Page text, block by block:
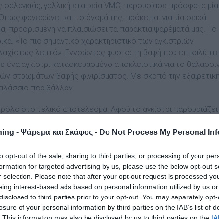
- Ψάρεμα και Σκάφος - Do Not Process My Personal
opt-out of the sale, sharing to third parties, or processing of your
for targeted advertising by us, please use the below opt-out
selection. Please note that after your opt-out request is processed
interest-based ads based on personal information utilized by us
to third parties prior to your opt-out. You may separately
of your personal information by third parties on the IAB’s list of
γαλλική εταιρεία VMC, παρουσίασε πρόσφατα µία
φανερώνει και το όνοµά της, πρόκειται για µία σειρά
προορισµένη να πλαισιώσει τα παράκτια ψαρέµατά µας. Το
«Το πιο σηµαντικό χαρακτηριστικό των αγκιστριών
λεπτό». Εννοώντας φυσικά τη βαφή που
αγκίστρι κατασκευασµένο αποκλειστικά για το
στρωµάτων βαφής φινιρίσµατος. Με σκοπό την εξαιρετική
περιβάλλον.
στο τελικό αποτέλεσµα. Αφού το αγκίστρι παρουσιάζει
του. Με τέτοιο µεγάλο πλεονέκτηµα, όπως το
του αγκιστριού αδύνατη, είναι σίγουρο λοιπόν ότι όλα
συνεισφέρει τα µέγιστα και η ειδική επεξεργασία της
και προσφέρει ένα «σούπερ καλοακονισµένο
για τεράστια αντοχή στη διάβρωση και η ανώτερη
µέγιστη διατρητική ικανότητα. Αυτά οδηγούν σε ένα
και αποτελεσµατικότητας.